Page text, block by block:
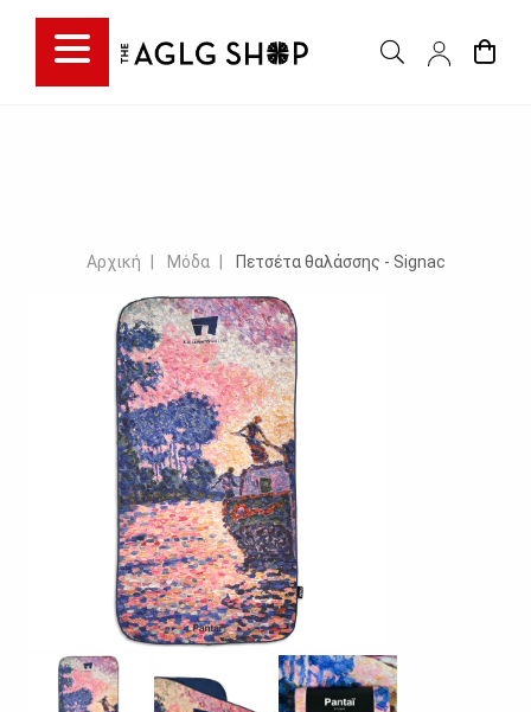
Αρχική Μόδα Πετσέτα θαλάσσης - Signac